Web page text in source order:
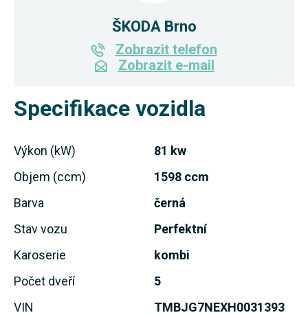
Specifikace vozidla
Výkon (kW)
81 kw
Objem (ccm)
1598 ccm
Barva
černá
Stav vozu
Perfektní
Karoserie
kombi
Počet dveří
5
VIN
TMBJG7NEXH0031393
ŠKODA Brno
Zobrazit telefon
Zobrazit e-mail